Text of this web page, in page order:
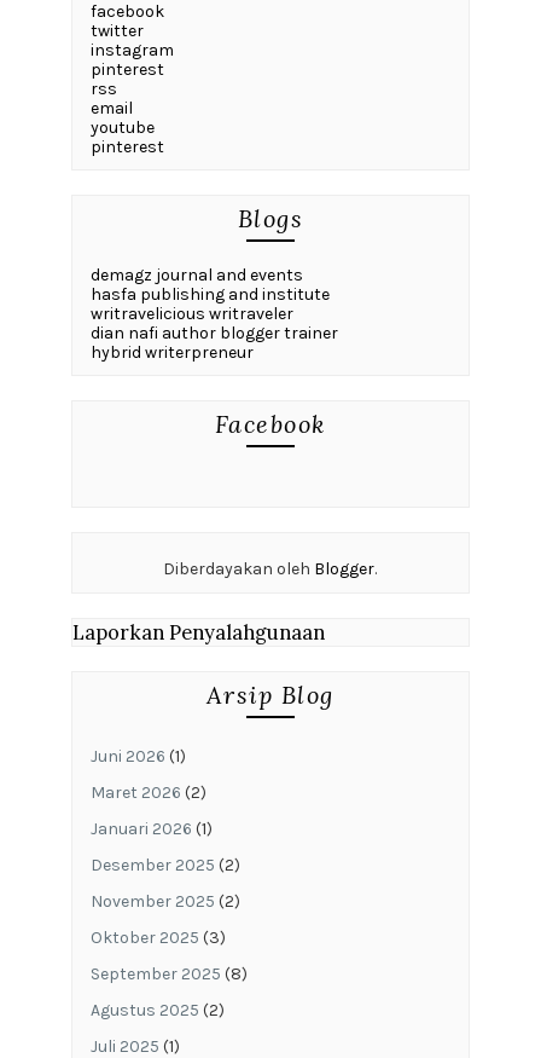
facebook
twitter
instagram
pinterest
rss
email
youtube
pinterest
Blogs
demagz journal and events
hasfa publishing and institute
writravelicious writraveler
dian nafi author blogger trainer
hybrid writerpreneur
Facebook
Diberdayakan oleh Blogger.
Laporkan Penyalahgunaan
Arsip Blog
Juni 2026 (1)
Maret 2026 (2)
Januari 2026 (1)
Desember 2025 (2)
November 2025 (2)
Oktober 2025 (3)
September 2025 (8)
Agustus 2025 (2)
Juli 2025 (1)